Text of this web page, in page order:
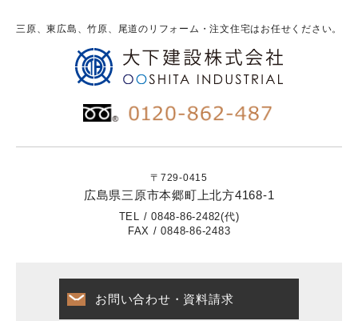
三原、東広島、竹原、尾道のリフォーム・注文住宅はお任せください。
〒729-0415
広島県三原市本郷町上北方4168-1
TEL / 0848-86-2482(代)
FAX / 0848-86-2483
お問い合わせ・資料請求